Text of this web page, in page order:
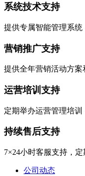
系统技术支持
提供专属智能管理系统
营销推广支持
提供全年营销活动方案
运营培训支持
定期举办运营管理培训
持续售后支持
7×24小时客服支持，
公司动态